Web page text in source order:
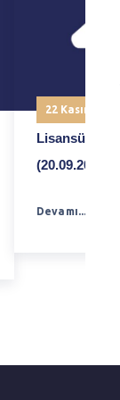
22 Kasım 2021
Lisansüstü
(20.09.2021)
Devamı...